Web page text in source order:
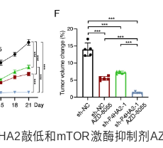
敲低和mTOR激酶抑制剂